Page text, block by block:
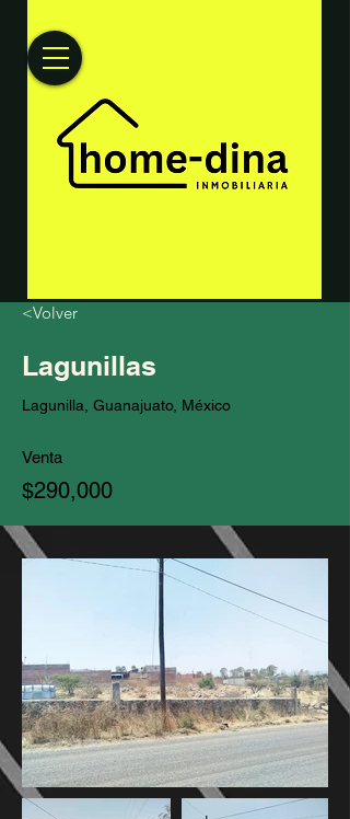
<Volver
Lagunillas
Lagunilla, Guanajuato, México
Venta
$290,000